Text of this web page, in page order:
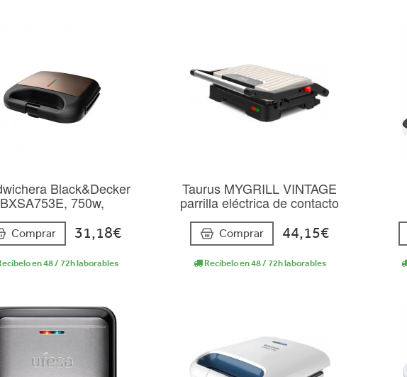
Black&Decker
BXSA753E, 750w,
Comprar 31,18€
en 48 / 72h laborables
Taurus MYGRILL VINTAGE
parrilla eléctrica de contacto
Comprar 44,15€
Recíbelo en 48 / 72h laborables